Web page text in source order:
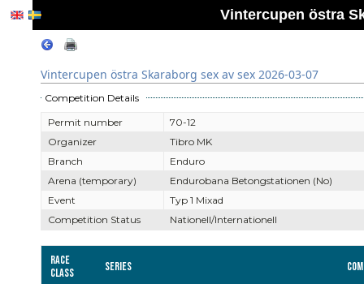
Vintercupen östra
Vintercupen östra Skaraborg sex av sex 2026-03-07
Competition Details
Permit number
70-12
Organizer
Tibro MK
Branch
Enduro
Arena (temporary)
Endurobana Betongstationen (No)
Event
Typ 1 Mixad
Competition Status
Nationell/Internationell
Race
Class
Series